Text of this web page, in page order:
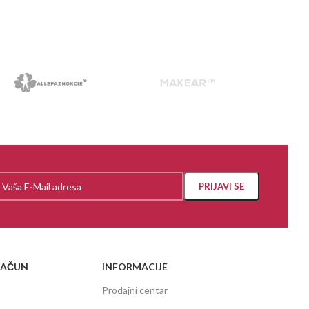
INFORMACIJE
Prodajni centar